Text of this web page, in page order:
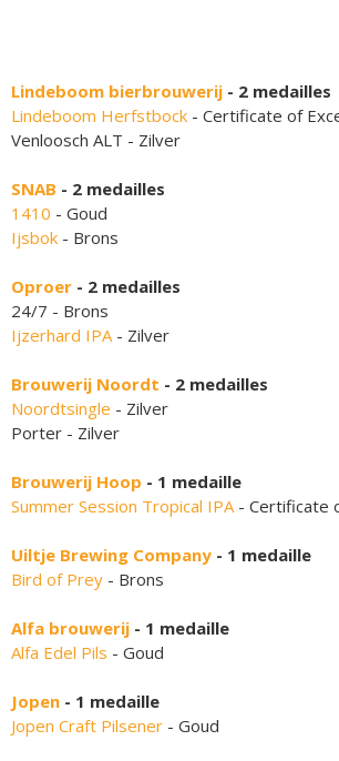
Lindeboom bierbrouwerij - 2 medailles
Lindeboom Herfstbock - Certificate of
Venloosch ALT - Zilver
SNAB - 2 medailles
1410 - Goud
Ijsbok - Brons
Oproer - 2 medailles
24/7 - Brons
Ijzerhard IPA - Zilver
Brouwerij Noordt - 2 medailles
Noordtsingle - Zilver
Porter - Zilver
Brouwerij Hoop - 1 medaille
Summer Session Tropical IPA - Certificate
Uiltje Brewing Company - 1 medaille
Bird of Prey - Brons
Alfa brouwerij - 1 medaille
Alfa Edel Pils - Goud
Jopen - 1 medaille
Jopen Craft Pilsener - Goud